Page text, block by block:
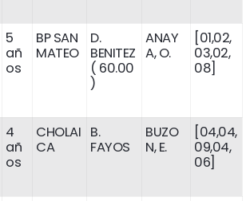
5
añ
os
BP SAN
MATEO
D.
BENITEZ
( 60.00
)
ANAY
A, O.
[01,02,
03,02,
08]
4
añ
os
CHOLAI
CA
B.
FAYOS
BUZO
N, E.
[04,04,
09,04,
06]